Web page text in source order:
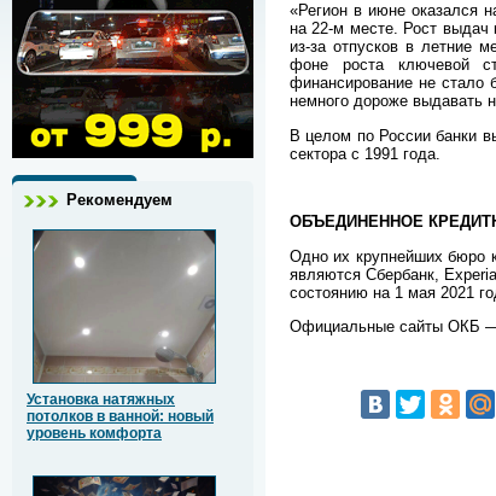
Рекомендуем
Установка натяжных
потолков в ванной: новый
уровень комфорта
«Регион в июне оказался
на 22-м месте. Рост выдач
из-за отпусков в летние
фоне роста ключевой
финансирование не стало
немного дороже выдавать
В целом по России банки
сектора с 1991 года.
ОБЪЕДИНЕННОЕ
Одно их крупнейших бюро
являются Сбербанк,
состоянию на 1 мая 2021
Официальные сайты ОКБ